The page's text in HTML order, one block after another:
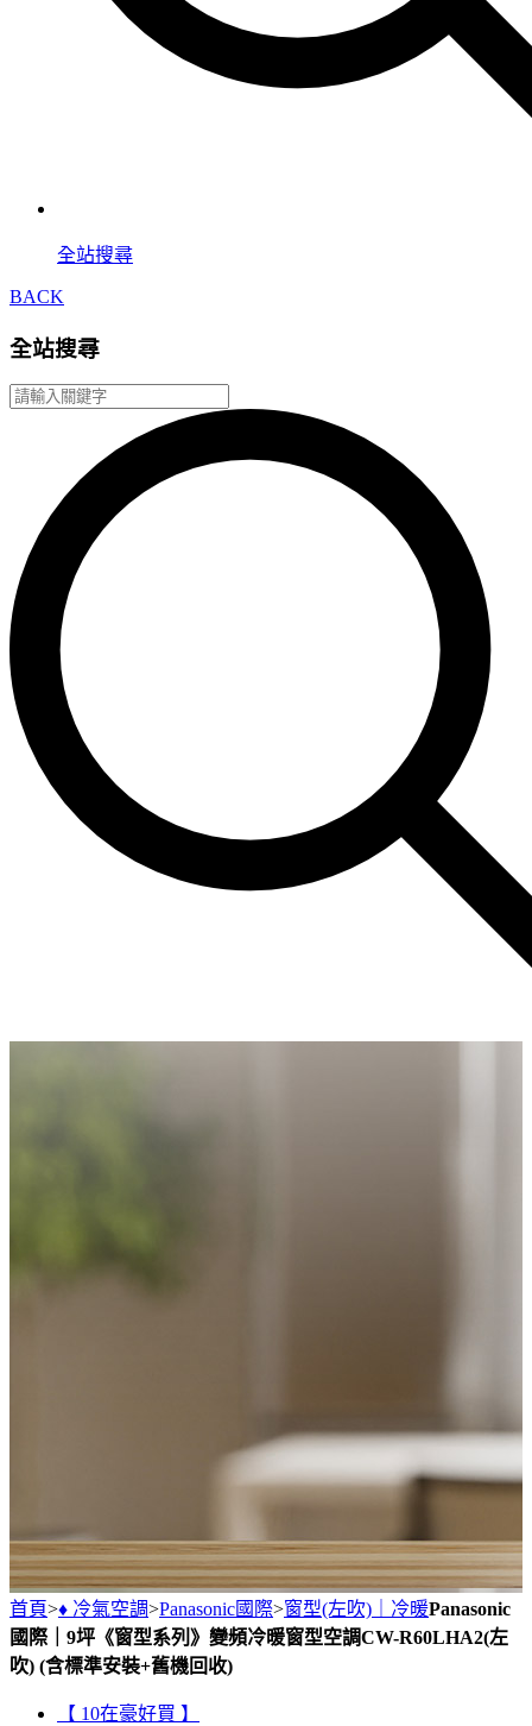
全站搜尋
BACK
全站搜尋
首頁>♦ 冷氣空調>Panasonic國際>窗型(左吹)｜冷暖Panasonic
國際｜9坪《窗型系列》變頻冷暖窗型空調CW-R60LHA2(左
吹) (含標準安裝+舊機回收)
【 10在豪好買 】